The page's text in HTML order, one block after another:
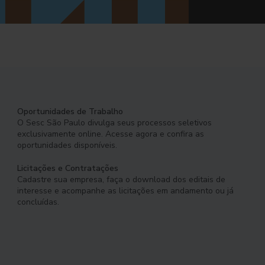
Oportunidades de Trabalho
O Sesc São Paulo divulga seus processos seletivos
exclusivamente online. Acesse agora e confira as
oportunidades disponíveis.
Licitações e Contratações
Cadastre sua empresa, faça o download dos editais de
interesse e acompanhe as licitações em andamento ou já
concluídas.